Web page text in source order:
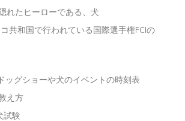
れたヒーローである、犬
共和国で行われている国際選手権FCIの
ッグショーや犬のイベントの時刻表
え方
試験